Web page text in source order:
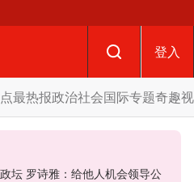
登入
最热报政治社会国际专题奇趣
泰校园枪击案酿8师生亡 枪手疑遭长期遭霸凌成导火索
不了解章程 阿兹敏：国盟无“自动退盟”规定
领导公